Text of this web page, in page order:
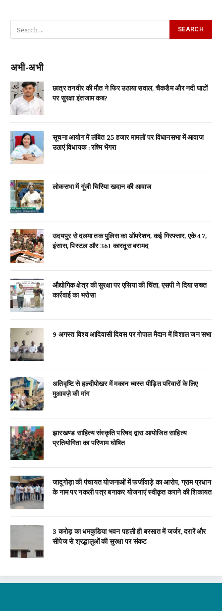
अभी-अभी
छात्र तनवीर की मौत ने फिर उठाया सवाल, चैकडैम और नदी घाटों
पर सुरक्षा इंतजाम कब?
सूचना आयोग में लंबित 25 हजार मामलों पर विधानसभा में आवाज
उठाएं विधायक : रश्मि भेंगरा
लोकसभा में गूंजी चिरिया खदान की आवाज
उदयपुर से दलमा तक पुलिस का ऑपरेशन, कई गिरफ्तार, एके 47,
इंसास, पिस्टल और 361 कारतूस बरामद
औद्योगिक क्षेत्र की सुरक्षा पर एसिया की चिंता, एसपी ने दिया सख्त
कार्रवाई का भरोसा
9 अगस्त विश्व आदिवासी दिवस पर गोपाल मैदान में विशाल जन सभा
अतिवृष्टि से हल्दीपोखर में मकान ध्वस्त पीड़ित परिवारों के लिए
मुआवज़े की मांग
झारखण्ड साहित्य संस्कृति परिषद द्वारा आयोजित साहित्य
प्रतियोगिता का परिणाम घोषित
जादूगोड़ा की पंचायत योजनाओं में फर्जीवाड़े का आरोप, ग्राम प्रधान
के नाम पर नकली पत्र बनाकर योजनाएं स्वीकृत कराने की शिकायत
3 करोड़ का धमकुडिया भवन पहली ही बरसात में जर्जर, दरारें और
सीपेज से श्रद्धालुओं की सुरक्षा पर संकट